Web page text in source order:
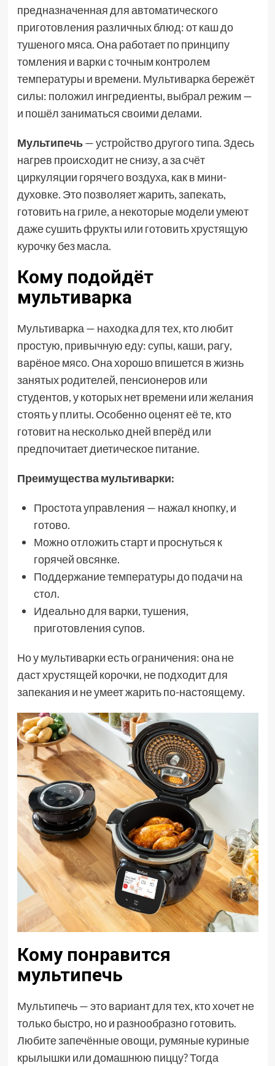
предназначенная для автоматического
приготовления различных блюд: от каш до
тушеного мяса. Она работает по принципу
томления и варки с точным контролем
температуры и времени. Мультиварка бережёт
силы: положил ингредиенты, выбрал режим —
и пошёл заниматься своими делами.
Мультипечь— устройство другого типа. Здесь
нагрев происходит не снизу, а за счёт
циркуляции горячего воздуха, как в мини-
духовке. Это позволяет жарить, запекать,
готовить на гриле, а некоторые модели умеют
даже сушить фрукты или готовить хрустящую
курочку без масла.
Кому подойдёт
мультиварка
Мультиварка — находка для тех, кто любит
простую, привычную еду: супы, каши, рагу,
варёное мясо. Она хорошо впишется в жизнь
занятых родителей, пенсионеров или
студентов, у которых нет времени или желания
стоять у плиты. Особенно оценят её те, кто
готовит на несколько дней вперёд или
предпочитает диетическое питание.
Преимущества мультиварки:
Простота управления — нажал кнопку, и
готово.
Можно отложить старт и проснуться к
горячей овсянке.
Поддержание температуры до подачи на
стол.
Идеально для варки, тушения,
приготовления супов.
Но у мультиварки есть ограничения: она не
даст хрустящей корочки, не подходит для
запекания и не умеет жарить по-настоящему.
Кому понравится
мультипечь
Мультипечь — это вариант для тех, кто хочет не
только быстро, но и разнообразно готовить.
Любите запечённые овощи, румяные куриные
крылышки или домашнюю пиццу? Тогда